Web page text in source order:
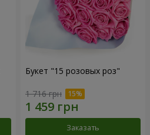
Букет "15 розовых роз"
1 716 грн
Заказать